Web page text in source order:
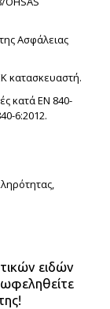
Ασφάλειας
κατασκευαστή.
κατά ΕΝ 840-
6:2012.
ειδών